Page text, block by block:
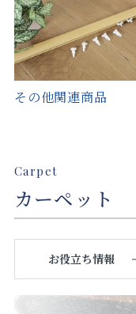
その他関連商品
Carpet
カーペット
お役立ち情報